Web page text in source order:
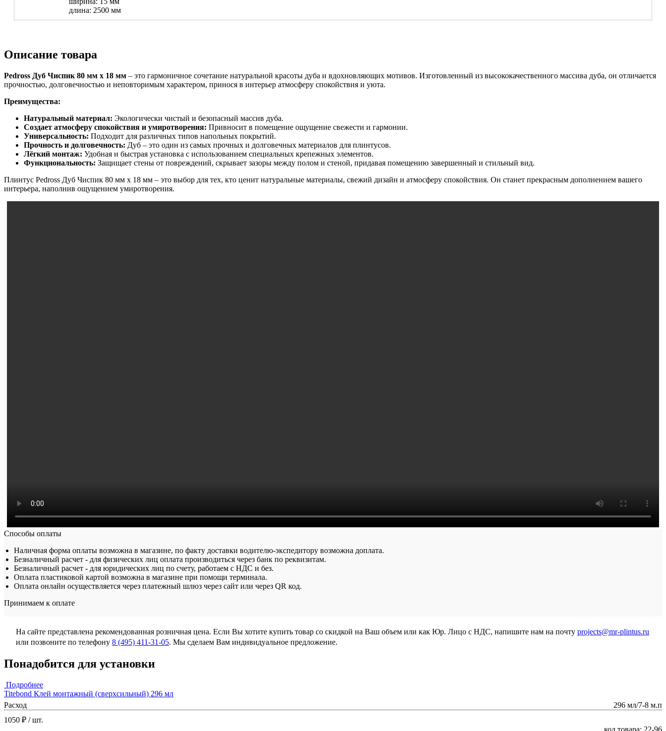
длина: 2500 мм
Описание товара
Pedross Дуб Чиспик 80 мм х 18 мм – это гармоничное сочетание натуральной красоты дуба и вдохновляющих мотивов. Изготовленный из высококачественного массива дуба, он отличается
прочностью, долговечностью и неповторимым характером, принося в интерьер атмосферу спокойствия и уюта.
Преимущества:
Натуральный материал: Экологически чистый и безопасный массив дуба.
Создает атмосферу спокойствия и умиротворения: Привносит в помещение ощущение свежести и гармонии.
Универсальность: Подходит для различных типов напольных покрытий.
Прочность и долговечность: Дуб – это один из самых прочных и долговечных материалов для плинтусов.
Лёгкий монтаж: Удобная и быстрая установка с использованием специальных крепежных элементов.
Функциональность: Защищает стены от повреждений, скрывает зазоры между полом и стеной, придавая помещению завершенный и стильный вид.
Плинтус Pedross Дуб Чиспик 80 мм х 18 мм – это выбор для тех, кто ценит натуральные материалы, свежий дизайн и атмосферу спокойствия. Он станет прекрасным дополнением вашего
интерьера, наполнив ощущением умиротворения.
Способы оплаты
Наличная форма оплаты возможна в магазине, по факту доставки водителю-экспедитору возможна доплата.
Безналичный расчет - для физических лиц оплата производиться через банк по реквизитам.
Безналичный расчет - для юридических лиц по счету, работаем с НДС и без.
Оплата пластиковой картой возможна в магазине при помощи терминала.
Оплата онлайн осуществляется через платежный шлюз через сайт или через QR код.
Принимаем к оплате
На сайте представлена рекомендованная розничная цена. Если Вы хотите купить товар со скидкой на Ваш объем или как Юр. Лицо с НДС, напишите нам на почту projects@mr-plintus.ru
или позвоните по телефону 8 (495) 411-31-05. Мы сделаем Вам индивидуальное предложение.
Понадобится для установки
Подробнее
Titebond Клей монтажный (сверхсильный) 296 мл
Расход
296 мл/7-8 м.п
1050 ₽ / шт.
код товара: 22-96